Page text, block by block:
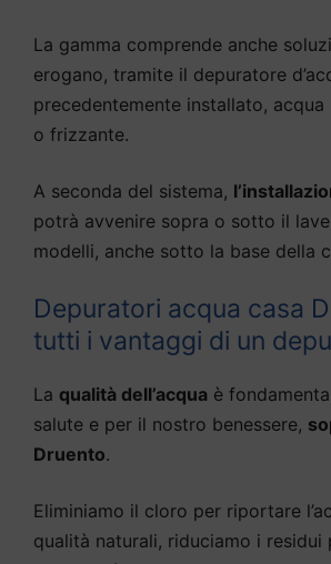
La gamma comprende anche
erogano, tramite il depuratore
precedentemente installato,
o frizzante.
A seconda del sistema,
potrà avvenire sopra o sotto il
modelli, anche sotto la base della
Depuratori acqua casa
tutti i vantaggi di un
La qualità dell’acqua è
salute e per il nostro benessere,
Druento.
Eliminiamo il cloro per riportare
qualità naturali, riduciamo i residui